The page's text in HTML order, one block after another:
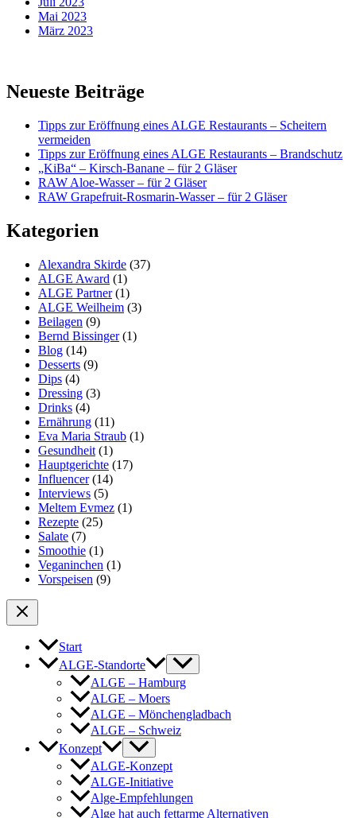
Mai 2023
März 2023
Neueste Beiträge
Tipps zur Eröffnung eines ALGE Restaurants – Scheitern
vermeiden
Tipps zur Eröffnung eines ALGE Restaurants – Brandschutz
„KiBa“ – Kirsch-Banane – für 2 Gläser
RAW Aloe-Wasser – für 2 Gläser
RAW Grapefruit-Rosmarin-Wasser – für 2 Gläser
Kategorien
Alexandra Skirde (37)
ALGE Award (1)
ALGE Partner(1)
ALGE Weilheim (3)
Beilagen (9)
Bernd Bissinger(1)
Blog (14)
Desserts (9)
Dips (4)
Dressing (3)
Drinks (4)
Ernährung (11)
Eva Maria Straub (1)
Gesundheit (1)
Hauptgerichte (17)
Influencer(14)
Interviews (5)
Meltem Evmez (1)
Rezepte (25)
Salate (7)
Smoothie (1)
Veganinchen (1)
Vorspeisen (9)
Start
ALGE-Standorte
ALGE – Hamburg
ALGE – Moers
ALGE – Mönchengladbach
ALGE – Schweiz
Konzept
ALGE-Konzept
ALGE-Initiative
Alge-Empfehlungen
Alge hat auch fettarme Alternativen